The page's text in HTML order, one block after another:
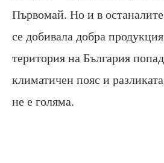
Първомай. Но и в останалите
се добивала добра
територия на България
климатичен пояс и
не е голяма.